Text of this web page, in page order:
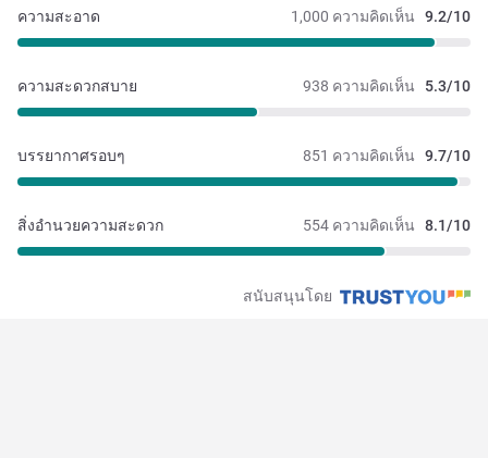
1,000 ความคิดเห็น 9.2/10
ความสะอาด
938 ความคิดเห็น 5.3/10
ความสะดวกสบาย
851 ความคิดเห็น 9.7/10
บรรยากาศรอบๆ
554 ความคิดเห็น 8.1/10
สิ่งอำนวยความสะดวก
สนับสนุนโดย